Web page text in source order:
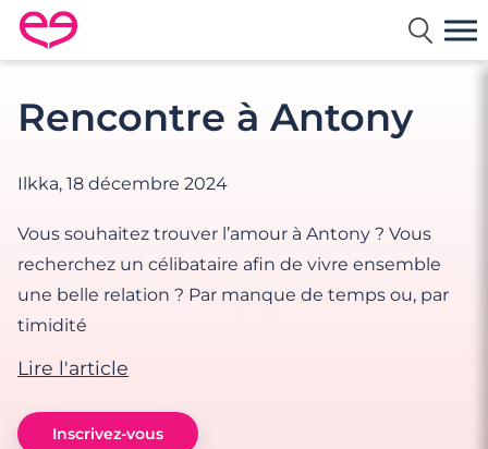
Rencontre en France avec Meetic
Rencontre à Antony
Ilkka, 18 décembre 2024
Vous souhaitez trouver l’amour à Antony ? Vous
recherchez un célibataire afin de vivre ensemble
une belle relation ? Par manque de temps ou, par
timidité
Lire l'article
Inscrivez-vous